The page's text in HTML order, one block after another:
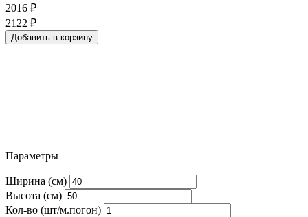
2016 ₽
2122 ₽
Добавить в корзину
Параметры
Ширина (см)
Высота (см)
Кол-во (шт/м.погон)